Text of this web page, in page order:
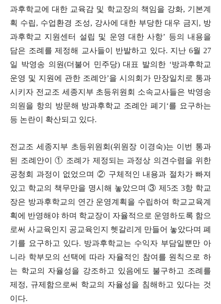
과후학교에 대한 교육감 및 학교장의 책임을 강화, 기본계
획 수립, 수업환경 조성, 강사에 대한 부당한 대우 금지 , 방
과후학교 지원센터 설립 및 운영 대한 사항’ 등의 내용을
담은 조례를 제정해 교사들이 반발하고 있다. 지난 6월 27
일 박영송 의원(더불어 민주당)대표 발의한 ‘방과후학교
운영 및 지원에 관한 조례안’을 시의회가 만장일치로 통과
시키자 전교조 세종지부 초등위원회 소속교사들은 박영송
의원을 항의 방문해 방과후학교 조례안 폐기 ‘를 요구하는
등 논란이 확산되고 있다.
전교조 세종지부 초등위원회 (위원장 이경숙)는 이번 통과
된 조례안이 ① 조례가 제정되는 과정상 의견수렴을 위한
공청회 과정이 없었으며 ② 구체적인 내용과 절차가 빠져
있고 학교의 책무만을 명시해 놓았으며③제 5조3항 학교
장은 방과후학교의 연간 운영계획을 수립하여 학교교육계
획에 반영해야 하며 학교장이 자율적으로 운영하도록 함으
로써 사교육인지 공교육인지 헷갈리게 만들어 놓았다며 폐
기를 요구하고 있다. 방과후학교는 수익자 부담일뿐만 아
니라 학부모의 선택에 따라 자율적인 참여를 원칙으로 하
는 학교의 자율성을 강조하고 있음에도 불구하고 조례를
제정, 규제함으로써 학교의 자율성을 침해하고 있다는 것
이다.